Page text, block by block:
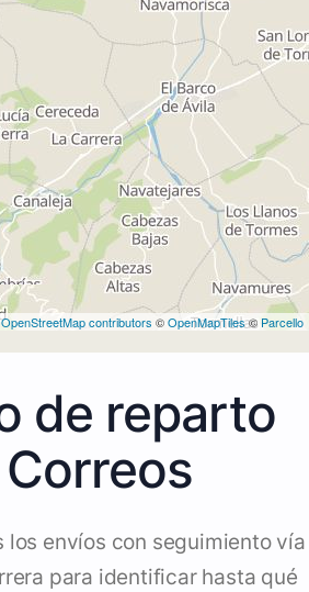
OpenStreetMap contributors ©OpenMapTiles© Parcello
de reparto
los envíos con seguimiento vía
para identificar hasta qué